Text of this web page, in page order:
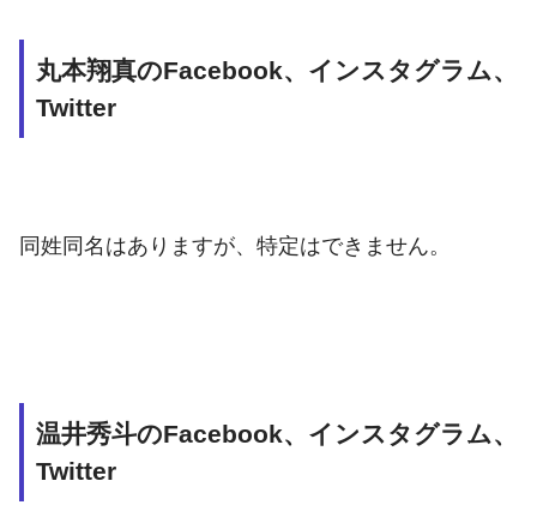
丸本翔真のFacebook、インスタグラム、
Twitter
同姓同名はありますが、特定はできません。
温井秀斗のFacebook、インスタグラム、
Twitter